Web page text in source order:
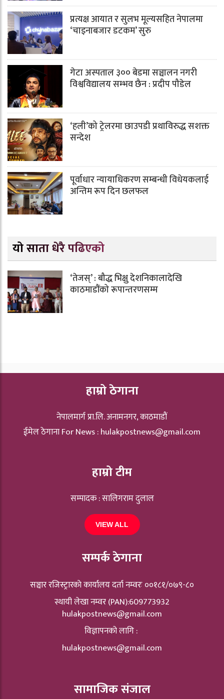
प्रत्यक्ष आयात र सुलभ मूल्यसहित नेपालमा
‘चाइनाबजार डटकम’ सुरु
गेटा अस्पताल ३०० बेडमा सञ्चालन नगरी
विश्वविद्यालय सम्भव छैन : प्रदीप पौडेल
‘हली’को ट्रेलरमा छाउपडी प्रथाविरुद्ध सशक्त
सन्देश
पूर्वाधार न्यायाधिकरण सम्बन्धी विधेयकलाई
अन्तिम रूप दिन छलफल
यो साता धेरै पढिएको
‘तेजस्’ : बौद्ध भिक्षु देशनिकालादेखि
काठमाडौंको रूपान्तरणसम्म
हाम्रो ठेगाना
नेपालमार्ग प्रा.लि. अनामनगर, काठमाडौं
ईमेल ठेगाना For News :hulakpostnews@gmail.com
हाम्रो टीम
सम्पादक : सालिगराम दुलाल
VIEW ALL
सम्पर्क ठेगाना
सञ्चार रजिस्ट्रारकाे कार्यालय दर्ता नम्वरः ००१८१/०७९-८०
स्थायी लेखा नम्वर (PAN):609773932
hulakpostnews@gmail.com
विज्ञापनको लागि :
hulakpostnews@gmail.com
सामाजिक संजाल